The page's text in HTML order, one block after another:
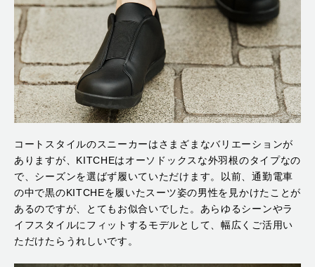
コートスタイルのスニーカーはさまざまなバリエーションが
ありますが、KITCHEはオーソドックスな外羽根のタイプなの
で、シーズンを選ばず履いていただけます。以前、通勤電車
の中で黒のKITCHEを履いたスーツ姿の男性を見かけたことが
あるのですが、とてもお似合いでした。あらゆるシーンやラ
イフスタイルにフィットするモデルとして、幅広くご活用い
ただけたらうれしいです。